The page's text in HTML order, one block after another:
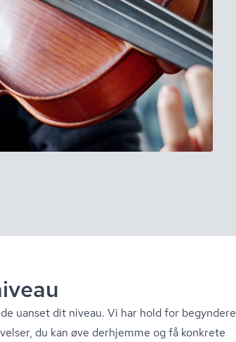
uanset dit niveau. Vi har hold for begyndere
du kan øve derhjemme og få konkrete